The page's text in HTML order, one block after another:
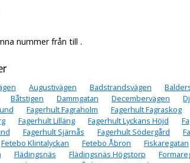
nummer från till .
Augustivägen Badstrandsvägen
Båtstigen Dammgatan Decembervägen
Fagerhult Fagraholm Fagerhult Fagraskog
Fagerhult Lilläng Fagerhult Lyckans Höjd
Fagerhult Sjärnås Fagerhult Södergård
Fetebo Klintalyckan Fetebo Åbron Fiskaregatan
Flädingsnäs Flädingsnäs Högstorp